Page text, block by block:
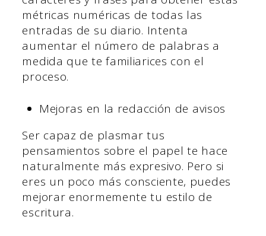
métricas numéricas de todas las
entradas de su diario. Intenta
aumentar el número de palabras a
medida que te familiarices con el
proceso.
Mejoras en la redacción de avisos
Ser capaz de plasmar tus
pensamientos sobre el papel te hace
naturalmente más expresivo. Pero si
eres un poco más consciente, puedes
mejorar enormemente tu estilo de
escritura.